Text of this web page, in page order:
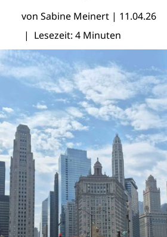
von Sabine Meinert | 11.04.26
| Lesezeit: 4 Minuten